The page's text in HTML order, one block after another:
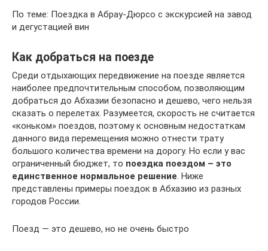
По теме: Поездка в Абрау-Дюрсо с экскурсией на завод
и дегустацией вин
Как добраться на поезде
Среди отдыхающих передвижение на поезде является
наиболее предпочтительным способом, позволяющим
добраться до Абхазии безопасно и дешево, чего нельзя
сказать о перелетах. Разумеется, скорость не считается
«коньком» поездов, поэтому к основным недостаткам
данного вида перемещения можно отнести трату
большого количества времени на дорогу. Но если у вас
ограниченный бюджет, то поездка поездом – это
единственное нормальное решение. Ниже
представлены примеры поездок в Абхазию из разных
городов России.
Поезд — это дешево, но не очень быстро